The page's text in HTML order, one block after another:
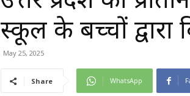
स्कूल के बच्चों द्वारा
May 25, 2025
Share WhatsApp